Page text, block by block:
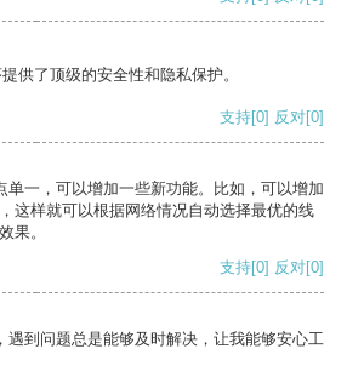
供了顶级的安全性和隐私保护。
支持[0] 反对[0]
单一，可以增加一些新功能。比如，可以增加
这样就可以根据网络情况自动选择最优的线
果。
支持[0] 反对[0]
遇到问题总是能够及时解决，让我能够安心工